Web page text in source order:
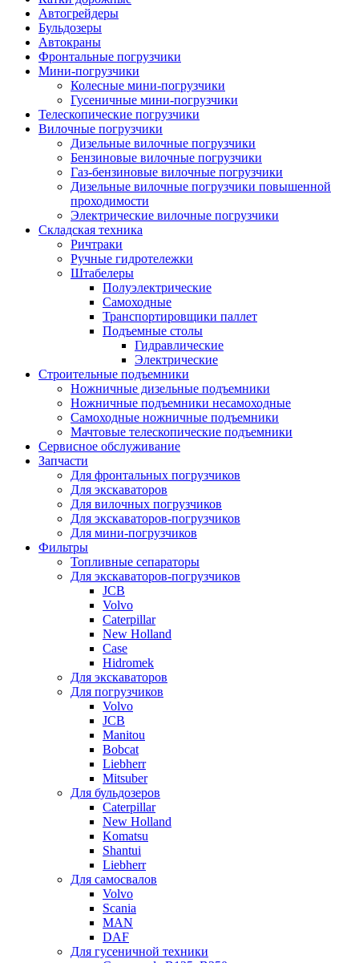
Автогрейдеры
Бульдозеры
Автокраны
Фронтальные погрузчики
Мини-погрузчики
Колесные мини-погрузчики
Гусеничные мини-погрузчики
Телескопические погрузчики
Вилочные погрузчики
Дизельные вилочные погрузчики
Бензиновые вилочные погрузчики
Газ-бензиновые вилочные погрузчики
Дизельные вилочные погрузчики повышенной
проходимости
Электрические вилочные погрузчики
Складская техника
Ричтраки
Ручные гидротележки
Штабелеры
Полуэлектрические
Самоходные
Транспортировщики паллет
Подъемные столы
Гидравлические
Электрические
Строительные подъемники
Ножничные дизельные подъемники
Ножничные подъемники несамоходные
Самоходные ножничные подъемники
Мачтовые телескопические подъемники
Сервисное обслуживание
Запчасти
Для фронтальных погрузчиков
Для экскаваторов
Для вилочных погрузчиков
Для экскаваторов-погрузчиков
Для мини-погрузчиков
Фильтры
Топливные сепараторы
Для экскаваторов-погрузчиков
JCB
Volvo
Caterpillar
New Holland
Case
Hidromek
Для экскаваторов
Для погрузчиков
Volvo
JCB
Manitou
Bobcat
Liebherr
Mitsuber
Для бульдозеров
Caterpillar
New Holland
Komatsu
Shantui
Liebherr
Для самосвалов
Volvo
Scania
MAN
DAF
Для гусеничной техники